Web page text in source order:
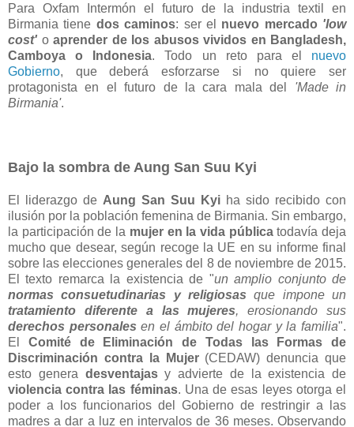
Para Oxfam Intermón el futuro de la industria textil en
Birmania tiene dos caminos: ser el nuevo mercado 'low
cost' o aprender de los abusos vividos en Bangladesh,
Camboya o Indonesia. Todo un reto para el nuevo
Gobierno, que deberá esforzarse si no quiere ser
protagonista en el futuro de la cara mala del 'Made in
Birmania'.
Bajo la sombra de Aung San Suu Kyi
El liderazgo de Aung San Suu Kyi ha sido recibido con
ilusión por la población femenina de Birmania. Sin embargo,
la participación de la mujer en la vida públicatodavía deja
mucho que desear, según recoge la UE en su informe final
sobre las elecciones generales del 8 de noviembre de 2015.
El texto remarca la existencia de "un amplio conjunto de
normas consuetudinarias y religiosas que impone un
tratamiento diferente a las mujeres, erosionando sus
derechos personales en el ámbito del hogar y la familia".
El Comité de Eliminación de Todas las Formas de
Discriminación contra la Mujer(CEDAW) denuncia que
esto genera desventajasy advierte de la existencia de
violencia contra las féminas. Una de esas leyes otorga el
poder a los funcionarios del Gobierno de restringir a las
madres a dar a luz en intervalos de 36 meses. Observando